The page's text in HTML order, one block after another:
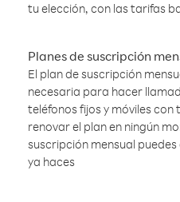
tu elección, con las tarifas
Planes de suscripción
El plan de suscripción
necesaria para hacer
teléfonos fijos y móviles
renovar el plan en ningún
suscripción mensual
ya haces